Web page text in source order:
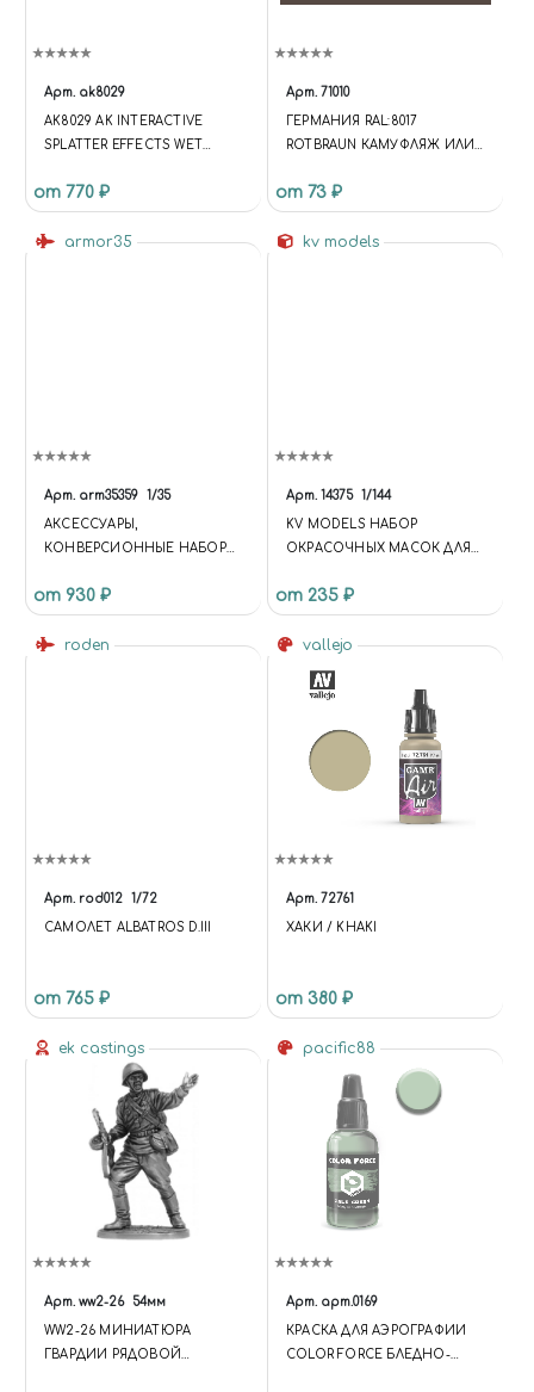
Арт. ak8029
AK8029 AK INTERACTIVE
SPLATTER EFFECTS WET
БРЫЗГ, МОКРАЯ
ПОВЕРХНОСТЬ)
от 770 ₽
Арт. 71010
ГЕРМАНИЯ RAL:8017
ROTBRAUN КАМУФЛЯЖ ИЛИ
ПУШКИ,АВТО/МОТО/
БРОНЕТЕХНИКИ,
ПАРОВОЗЫ, ПЯТНА НА
от 73 ₽
armor35
Арт. arm35359 1/35
АКСЕССУАРЫ,
КОНВЕРСИОННЫЕ НАБОРЫ
ДЕТАЛЕЙ ТОВАРНЫХ
ВАГОНОВ РУССКИХ
ЖЕЛЕЗНЫХ ДОРОГ 1890–1936
от 930 ₽
kv models
Арт. 14375 1/144
KV MODELS НАБОР
ОКРАСОЧНЫХ МАСОК ДЛЯ
#04204, #04219, #04950)
от 235 ₽
roden
Арт. rod012 1/72
САМОЛЕТ ALBATROS D.III
от 765 ₽
vallejo
Арт. 72761
ХАКИ / KHAKI
от 380 ₽
ek castings
Арт. ww2-26 54мм
WW2-26 МИНИАТЮРА
ГВАРДИИ РЯДОВОЙ
pacific88
Арт. арт.0169
КРАСКА ДЛЯ АЭРОГРАФИИ
COLOR FORCE БЛЕДНО-